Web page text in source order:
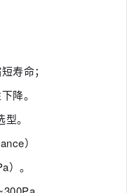
寿命；
降。
。
）
。